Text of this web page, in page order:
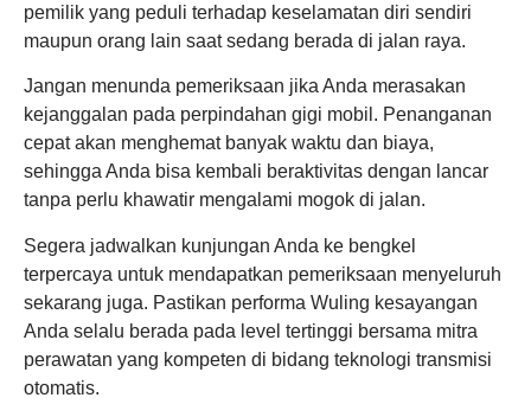
pemilik yang peduli terhadap keselamatan diri sendiri
maupun orang lain saat sedang berada di jalan raya.
Jangan menunda pemeriksaan jika Anda merasakan
kejanggalan pada perpindahan gigi mobil. Penanganan
cepat akan menghemat banyak waktu dan biaya,
sehingga Anda bisa kembali beraktivitas dengan lancar
tanpa perlu khawatir mengalami mogok di jalan.
Segera jadwalkan kunjungan Anda ke bengkel
terpercaya untuk mendapatkan pemeriksaan menyeluruh
sekarang juga. Pastikan performa Wuling kesayangan
Anda selalu berada pada level tertinggi bersama mitra
perawatan yang kompeten di bidang teknologi transmisi
otomatis.